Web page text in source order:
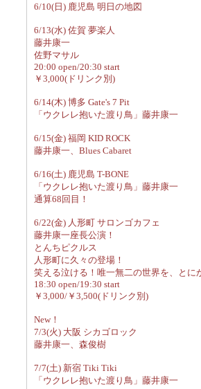
6/10(日) 鹿児島 明日の地図
6/13(水) 佐賀 夢楽人
藤井康一
佐野マサル
20:00 open/20:30 start
￥3,000(ドリンク別)
6/14(木) 博多 Gate's 7 Pit
「ウクレレ抱いた渡り鳥」藤井康一
6/15(金) 福岡 KID ROCK
藤井康一、Blues Cabaret
6/16(土) 鹿児島 T-BONE
「ウクレレ抱いた渡り鳥」藤井康一
通算68回目！
6/22(金) 人形町 サロンゴカフェ
藤井康一座長公演！
とんちピクルス
人形町に久々の登場！
笑える泣ける！唯一無二の世界を、とに
18:30 open/19:30 start
￥3,000/￥3,500(ドリンク別)
New！
7/3(火) 大阪 シカゴロック
藤井康一、森俊樹
7/7(土) 新宿 Tiki Tiki
「ウクレレ抱いた渡り鳥」藤井康一